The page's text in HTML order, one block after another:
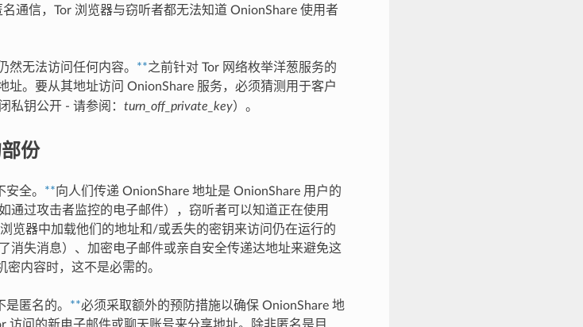
通信，Tor 浏览器与窃听者都无法知道 OnionShare 使用者
然无法访问任何内容。 **之前针对 Tor 网络枚举洋葱服务的
址。要从其地址访问 OnionShare 服务，必须猜测用于客户
私钥公开 - 请参阅： turn_off_private_key）。
份
全。 **向人们传递 OnionShare 地址是 OnionShare 用户的
通过攻击者监控的电子邮件），窃听者可以知道正在使用
览器中加载他们的地址和/或丢失的密钥来访问仍在运行的
消失消息）、加密电子邮件或亲自安全传递达地址来避免这
内容时，这不是必需的。
匿名的。 **必须采取额外的预防措施以确保 OnionShare 地